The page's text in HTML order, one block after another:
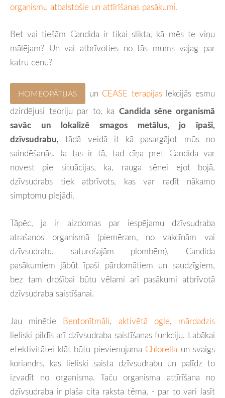
organismu atbalstošie un attīrīšanas pasākumi.
Bet vai tiešām Candida ir tikai slikta, kā mēs te viņu
mālējam? Un vai atbrīvoties no tās mums vajag par
katru cenu?
HOMEOPĀTIJAS un CEASE terapijaslekcijās esmu
dzirdējusi teoriju par to, ka Candida sēne organismā
savāc un lokalizē smagos metālus, jo īpaši,
dzīvsudrabu, tādā veidā it kā pasargājot mūs no
saindēšanās. Ja tas ir tā, tad cīņa pret Candida var
novest pie situācijas, ka, rauga sēnei ejot bojā,
dzīvsudrabs tiek atbrīvots, kas var radīt nākamo
simptomu plejādi.
Tāpēc, ja ir aizdomas par iespējamu dzīvsudraba
atrašanos organismā (piemēram, no vakcīnām vai
dzīvsudrabu saturošajām plombēm), Candida
pasākumiem jābūt īpaši pārdomātiem un saudzīgiem,
bez tam drošībai būtu vēlami arī pasākumi atbrīvotā
dzīvsudraba saistīšanai.
Jau minētie Bentonītmāli, aktivētā ogle, mārdadzis
lieliski pildīs arī dzīvsudraba saistīšanas funkciju. Labākai
efektivitātei klāt būtu pievienojama Chlorella un svaigs
koriandrs, kas lieliski saista dzīvsudrabu un palīdz to
izvadīt no organisma. Taču organisma attīrīšana no
dzīvsudraba ir plaša cita raksta tēma, - par to vari lasīt